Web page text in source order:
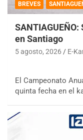
BREVES
en Santiago
5 agosto, 2026 E-
El Campeonato
quinta fecha en el